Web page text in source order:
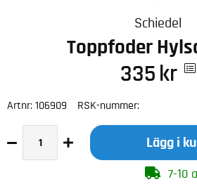
Schiedel
Toppfoder
335 kr
Artnr: 106909 RSK-nummer:
Lägg i
7-10